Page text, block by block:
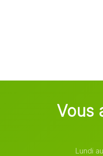
Vous
Lundi